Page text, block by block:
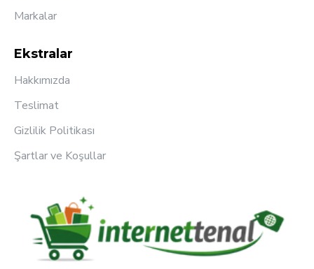
Markalar
Ekstralar
Hakkımızda
Teslimat
Gizlilik Politikası
Şartlar ve Koşullar